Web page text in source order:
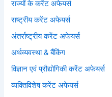
राज्यों के करेंट अफेयर्स
राष्ट्रीय करेंट अफेयर्स
अंतर्राष्ट्रीय करेंट अफेयर्स
अर्थव्यवस्था & बैंकिंग
विज्ञान एवं प्रौद्योगिकी करेंट अफेयर्स
व्यक्तिविशेष करेंट अफेयर्स